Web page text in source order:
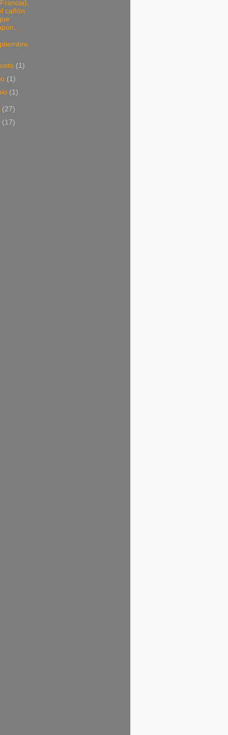
cañón
(1)
(1)
(1)
(27)
(17)